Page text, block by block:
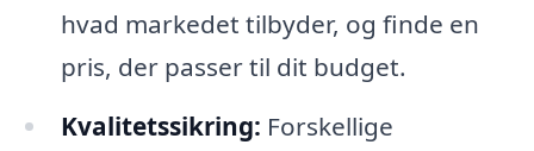
hvad markedet tilbyder, og finde en
pris, der passer til dit budget.
Kvalitetssikring: Forskellige